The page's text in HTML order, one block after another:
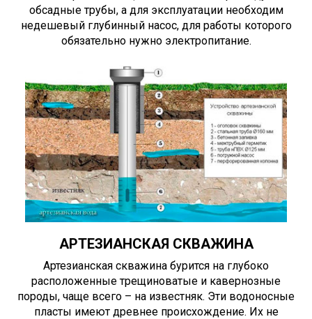
обсадные трубы, а для эксплуатации необходим
недешевый глубинный насос, для работы которого
обязательно нужно электропитание.
АРТЕЗИАНСКАЯ СКВАЖИНА
Артезианская скважина бурится на глубоко
расположенные трещиноватые и кавернозные
породы, чаще всего – на известняк. Эти водоносные
пласты имеют древнее происхождение. Их не